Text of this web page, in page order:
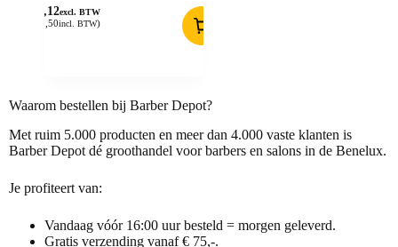
35,12excl. BTW
42,50incl. BTW)
Waarom bestellen bij Barber Depot?
Met ruim 5.000 producten en meer dan 4.000 vaste klanten is
Barber Depot dé groothandel voor barbers en salons in de Benelux.
Je profiteert van:
Vandaag vóór 16:00 uur besteld = morgen geleverd.
Gratis verzending vanaf € 75,-.